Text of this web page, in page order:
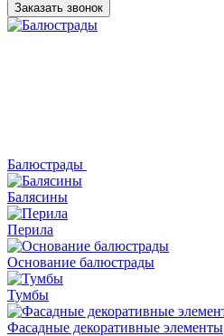
Заказать звонок
Балюстрады
Балясины
Перила
Основание балюстрады
Тумбы
Фасадные декоративные элементы